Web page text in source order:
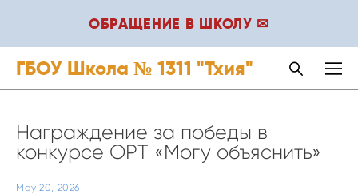
ОБРАЩЕНИЕ В ШКОЛУ ✉
ГБОУ Школа № 1311 "Тхия"
May 20, 2026
Награждение за победы в
конкурсе ОРТ «Могу объяснить»